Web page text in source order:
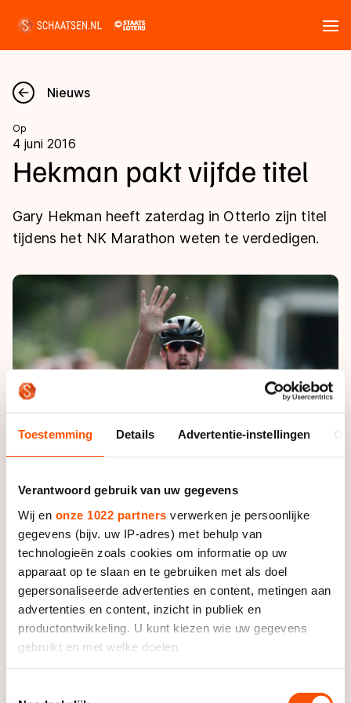
Toestemming Details Advertentie-instellingen
Verantwoord gebruik van uw gegevens
Wij en onze 1022 partners verwerken je persoonlijke
gegevens (bijv. uw IP-adres) met behulp van
technologieën zoals cookies om informatie op uw
apparaat op te slaan en te gebruiken met als doel
gepersonaliseerde advertenties en content, metingen aan
advertenties en content, inzicht in publiek en
productontwikkeling. U kunt kiezen wie uw gegevens
gebruikt en met welke doelen.
Nieuws
Kalender
Marathon
Shorttrack
Inlineskaten
Kunstschaatsen
Schoonrijden
Uitslagen
Langebaan
Shorttrack
Marathon
Inlineskaten
Kunstschaatsen
Tijden & historie
Ranglijsten Langebaan
Persoonlijke records & tijden
Historie & statistiek
De weg op
Inschrijven wedstrijden
Schaatsfans
Alles voor jou als schaatsfan
Tickets
Livestreams
Word schaatsfan!
Winacties
Olympische Spelen
Olympische Spelen
Medaille overzicht
Medaillespiegel
Olympische uitslagen
Van Jong tot Goud verhalen
Nieuws
Op
4 juni 2016
Hekman pakt vijfde titel
Gary Hekman heeft zaterdag in Otterlo zijn titel
tijdens het NK Marathon weten te verdedigen.
In de eindsprint hield hij Crispijn Ariëns en Ingmar Berga